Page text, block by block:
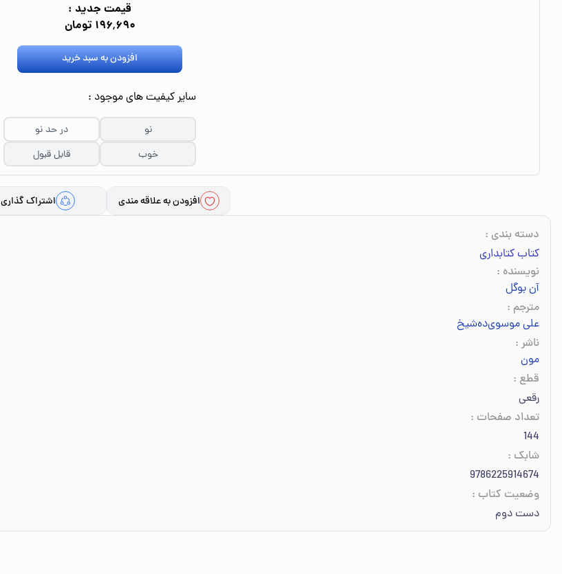
قیمت جدید :
۱۹۶٬۶۹۰ تومان
افزودن به سبد خرید
سایر کیفیت های موجود :
نو
در حد نو
خوب
قابل قبول
افزودن به علاقه مندی اشتراک گذاری
دسته بندی :
کتاب کتابداری
نویسنده :
آن بوگل
مترجم :
علی موسوی‌ده‌شیخ
ناشر :
مون
قطع :
رقعی
تعداد صفحات :
144
شابک :
9786225914674
وضعیت کتاب :
دست دوم